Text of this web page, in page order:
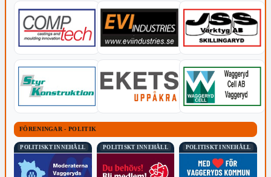
FÖRENINGAR - POLITIK
POLITISKT INNEHÅLL POLITISKT INNEHÅLL POLITISKT INNEHÅLL